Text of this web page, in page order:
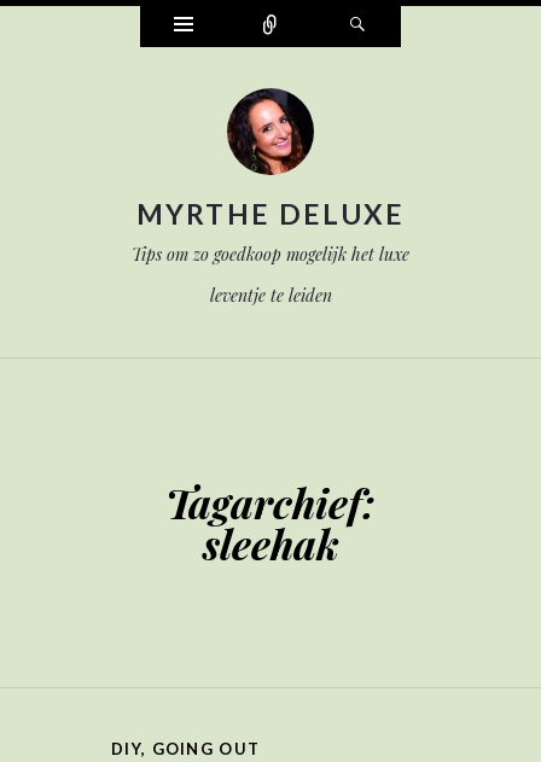
Widgets Verbind
MYRTHE DELUXE
Tips om zo goedkoop mogelijk het luxe
leventje te leiden
Tagarchief:
sleehak
DIY, GOING OUT